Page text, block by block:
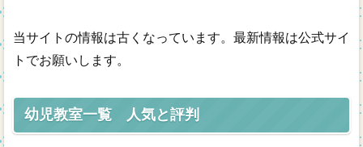
通信教材
当サイトの情報は古くなっています。最新情報は公式サイ
トでお願いします。
幼児教室一覧 人気と評判